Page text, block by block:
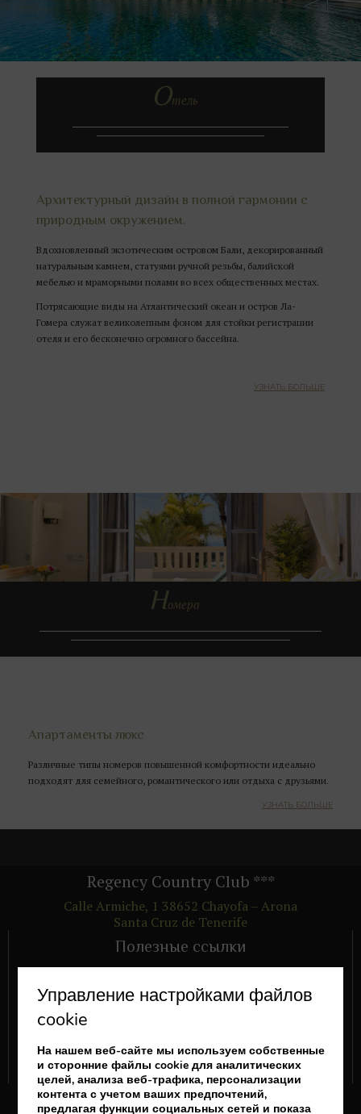
Отель
Архитектурный дизайн в полной гармонии с
природным окружением.
Вдохновленный экзотическим островом Бали, декорированный
натуральным камнем, статуями ручной резьбы, балийской
мебелью и мраморными полами во всех общественных местах.
Потрясающие виды на Атлантический океан и остров Ла-
Гомера служат великолепным фоном для стойки регистрации
отеля и его бесконечно огромного бассейна.
УЗНАТЬ БОЛЬШЕ
Номера
Апартаменты люкс
Различные типы номеров повышенной комфортности идеально
подходят для семейного, романтического или отдыха с друзьями.
УЗНАТЬ БОЛЬШЕ
Regency Country Club ***
Calle Armiche, 1 38652 Chayofa – Arona
Santa Cruz de Tenerife
Полезные ссылки
НОМЕРА
ПАКЕТЫ УСЛУГ
ПОСМОТРЕТЬ КОММЕНТАРИИ ДРУГИХ ГОСТЕЙ
Подписывайтесь на нас
Управление настройками файлов
cookie
На нашем веб-сайте мы используем собственные
и сторонние файлы cookie для аналитических
целей, анализа веб-трафика, персонализации
контента с учетом ваших предпочтений,
предлагая функции социальных сетей и показа